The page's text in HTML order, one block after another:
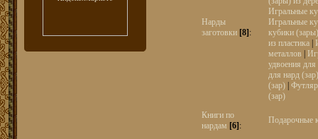
Нарды
заготовки [8] :
Игральные
Игральные
кубики
из пластика
металлов
удвоения
для нард (зар)
(зар)
(зар)
Книги по
нардам [6] :
Подарочные